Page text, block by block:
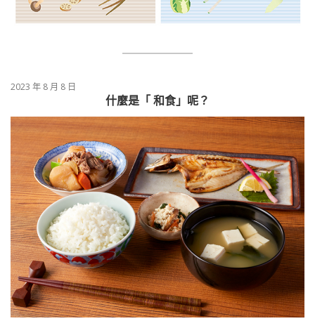
2023 年 8 月 8 日
什麼是「 和食」呢？